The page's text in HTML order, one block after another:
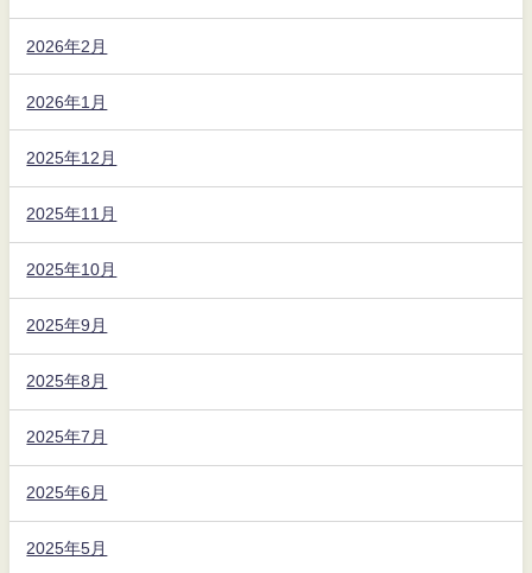
2026年2月
2026年1月
2025年12月
2025年11月
2025年10月
2025年9月
2025年8月
2025年7月
2025年6月
2025年5月